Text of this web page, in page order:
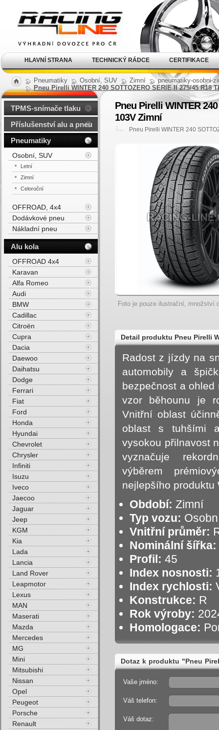
Pneumatiky Osobní, SUV Zimní
pneumatiky-osobni-
Pneu Pirelli WINTER 240 SOTTOZERO SERIE II 275/45 R18
Pneu Pirelli WINTER
103V Zimní
Pneu Pirelli WINTER 240
Foto je pouze ilustrační, množství
Detail produktu Pneu Pirelli
M+S 3PMSF FP 103V Zimní
Radost z jízdy na
automobily a
bezpečnost a
vzor běhounu je
Vnitřní oblast
oblast s tuhšími
vysokou přilnavost
vyznačuje
výběrem
nejlepšího produktu
Období: Zimní
Typ vozu:
Vnitřní průměr:
Nominální šířka:
Profil: 45
Index nosnosti:
Index rychlosti:
Konstrukce: R
Rok výroby:
Homologace:
Dotaz k produktu "Pneu
Vaše jméno:
Váš telefon:
Váš dotaz:
TPMS-snímače tlaku
Příslušenství alu a pneu
Pneumatiky
Osobní, SUV
Letní
Zimní
Celoroční
OFFROAD, 4x4
Dodávkové pneu
Nákladní pneu
Alu kola
OFFROAD 4x4
Karavan
Alfa Romeo
Audi
BMW
Cadillac
Citroën
Cupra
Dacia
Daewoo
Daihatsu
Dodge
Ferrari
Fiat
Ford
Honda
Hyundai
Chevrolet
Chrysler
Infiniti
Isuzu
Iveco
Jaecoo
Jaguar
Jeep
KGM
Kia
Lada
Lancia
Land Rover
Leapmotor
Lexus
MAN
Maserati
Mazda
Mercedes
MG
Mini
Mitsubishi
Nissan
Opel
Peugeot
Porsche
Renault
kola Racing Line
HLAVNÍ STRANA TECHNICKÝ RÁDCE CERTIFIKACE